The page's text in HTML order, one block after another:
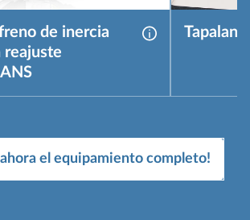
de inercia
reajuste
Más
el equipamiento completo!